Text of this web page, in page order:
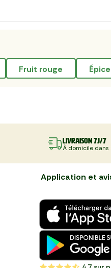
fruit rouge
Livraison 7J/7
À domicile dans
Application et